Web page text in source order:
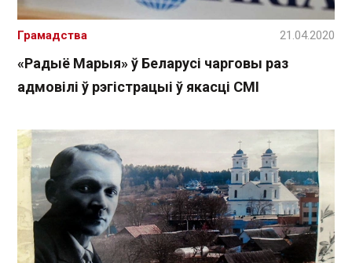
«Радыё Марыя» ў Беларусі чарговы раз
адмовілі ў рэгістрацыі ў якасці СМІ
Грамадства 21.04.2020